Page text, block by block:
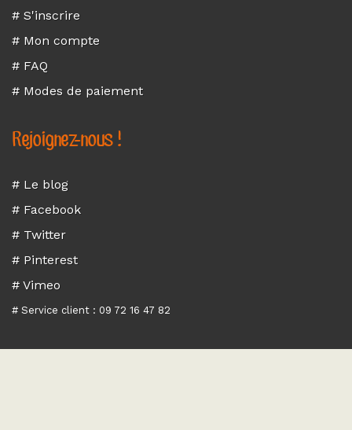
# S'inscrire
# Mon compte
# FAQ
# Modes de paiement
Rejoignez-nous !
# Le blog
# Facebook
# Twitter
# Pinterest
# Vimeo
# Service client : 09 72 16 47 82